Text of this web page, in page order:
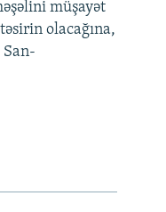
müşayət
olacağına,